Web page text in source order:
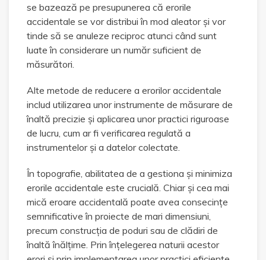
se bazează pe presupunerea că erorile
accidentale se vor distribui în mod aleator și vor
tinde să se anuleze reciproc atunci când sunt
luate în considerare un număr suficient de
măsurători.
Alte metode de reducere a erorilor accidentale
includ utilizarea unor instrumente de măsurare de
înaltă precizie și aplicarea unor practici riguroase
de lucru, cum ar fi verificarea regulată a
instrumentelor și a datelor colectate.
În topografie, abilitatea de a gestiona și minimiza
erorile accidentale este crucială. Chiar și cea mai
mică eroare accidentală poate avea consecințe
semnificative în proiecte de mari dimensiuni,
precum construcția de poduri sau de clădiri de
înaltă înălțime. Prin înțelegerea naturii acestor